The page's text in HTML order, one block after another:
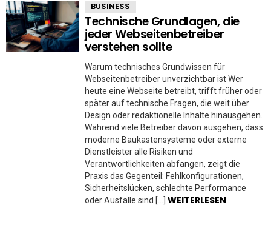
BUSINESS
Technische Grundlagen, die
jeder Webseitenbetreiber
verstehen sollte
Warum technisches Grundwissen für
Webseitenbetreiber unverzichtbar ist Wer
heute eine Webseite betreibt, trifft früher oder
später auf technische Fragen, die weit über
Design oder redaktionelle Inhalte hinausgehen.
Während viele Betreiber davon ausgehen, dass
moderne Baukastensysteme oder externe
Dienstleister alle Risiken und
Verantwortlichkeiten abfangen, zeigt die
Praxis das Gegenteil: Fehlkonfigurationen,
Sicherheitslücken, schlechte Performance
oder Ausfälle sind […] WEITERLESEN